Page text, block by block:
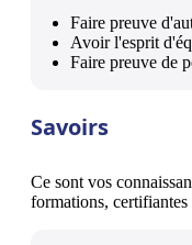
Faire preuve
Avoir l'esprit
Faire preuve de
Savoirs
Ce sont vos
formations,